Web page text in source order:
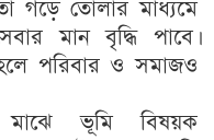
গড়ে তোলার মাধ্যমে
মান বৃদ্ধি পাবে।
হলে পরিবার ও সমাজও
মাঝে ভূমি বিষয়ক